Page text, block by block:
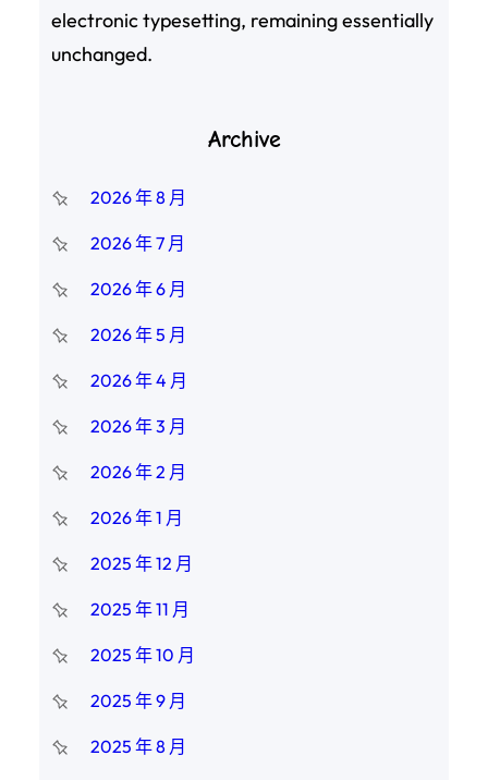
electronic typesetting, remaining essentially
unchanged.
Archive
2026 年 8 月
2026 年 7 月
2026 年 6 月
2026 年 5 月
2026 年 4 月
2026 年 3 月
2026 年 2 月
2026 年 1 月
2025 年 12 月
2025 年 11 月
2025 年 10 月
2025 年 9 月
2025 年 8 月